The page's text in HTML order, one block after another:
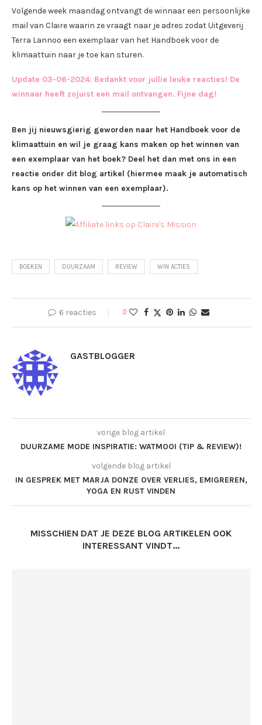
Volgende week maandag ontvangt de winnaar een persoonlijke
mail van Claire waarin ze vraagt naar je adres zodat Uitgeverij
Terra Lannoo een exemplaar van het Handboek voor de
klimaattuin naar je toe kan sturen.
Update 03-06-2024: Bedankt voor jullie leuke reacties! De
winnaar heeft zojuist een mail ontvangen. Fijne dag!
Ben jij nieuwsgierig geworden naar het Handboek voor de
klimaattuin en wil je graag kans maken op het winnen van
een exemplaar van het boek? Deel het dan met ons in een
reactie onder dit blog artikel (hiermee maak je automatisch
kans op het winnen van een exemplaar).
BOEKEN DUURZAAM REVIEW WIN ACTIES
6 reacties 0
GASTBLOGGER
vorige blog artikel
DUURZAME MODE INSPIRATIE: WATMOOI (TIP & REVIEW)!
volgende blog artikel
IN GESPREK MET MARJA DONZE OVER VERLIES, EMIGREREN,
YOGA EN RUST VINDEN
MISSCHIEN DAT JE DEZE BLOG ARTIKELEN OOK
INTERESSANT VINDT...